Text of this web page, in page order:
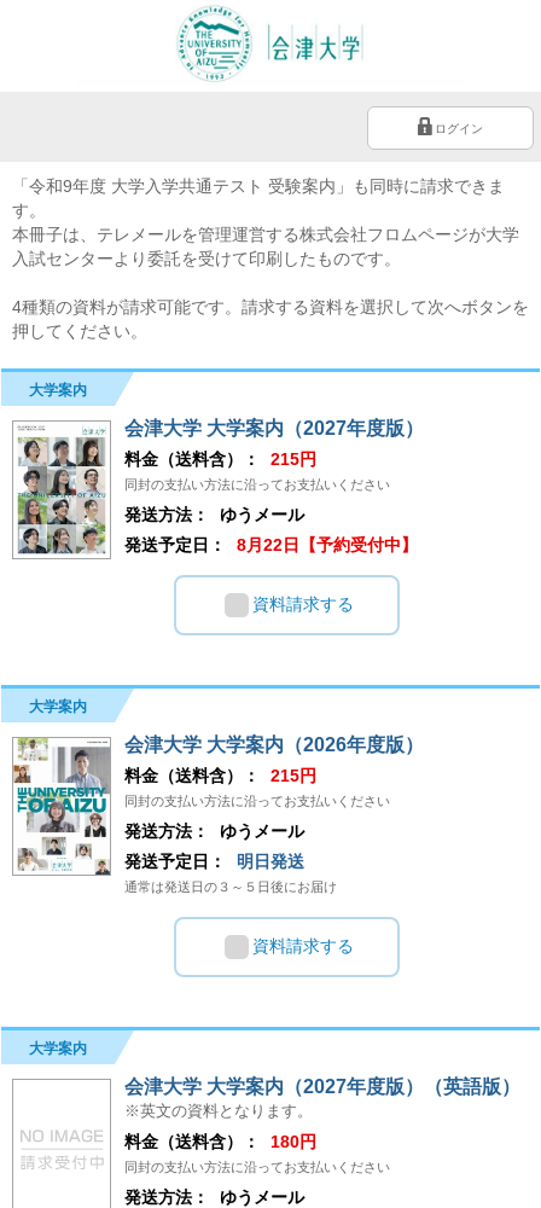
ログイン
「令和9年度 大学入学共通テスト 受験案内」も同時に請求できま
す。
本冊子は、テレメールを管理運営する株式会社フロムページが大学
入試センターより委託を受けて印刷したものです。
4種類の資料が請求可能です。請求する資料を選択して次へボタンを
押してください。
大学案内
会津大学 大学案内（2027年度版）
料金（送料含）： 215円
同封の支払い方法に沿ってお支払いください
発送方法：
ゆうメール
発送予定日：
8月22日【予約受付中】
資料請求する
大学案内
会津大学 大学案内（2026年度版）
料金（送料含）： 215円
同封の支払い方法に沿ってお支払いください
発送方法：
ゆうメール
発送予定日：
明日発送
通常は発送日の３～５日後にお届け
資料請求する
大学案内
会津大学 大学案内（2027年度版）（英語版）
※英文の資料となります。
料金（送料含）： 180円
同封の支払い方法に沿ってお支払いください
発送方法：
ゆうメール